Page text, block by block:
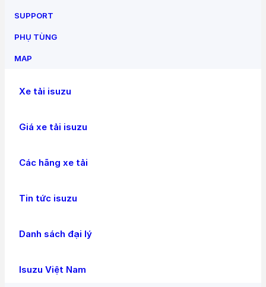
SUPPORT
PHỤ TÙNG
MAP
Xe tải isuzu
Giá xe tải isuzu
Các hãng xe tải
Tin tức isuzu
Danh sách đại lý
Isuzu Việt Nam